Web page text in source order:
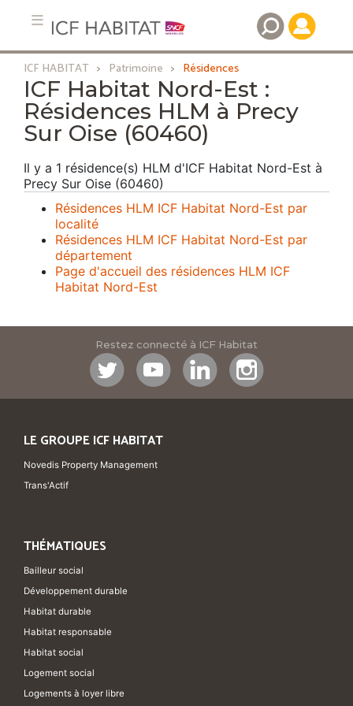
Aller
contenu
principal
ICF HABITAT Patrimoine Résidences
ICF Habitat Nord-Est :
Résidences HLM à Precy
Sur Oise (60460)
Il y a 1 résidence(s) HLM d'ICF Habitat Nord-Est à
Precy Sur Oise (60460)
Résidences HLM ICF Habitat Nord-Est par
localité
Résidences HLM ICF Habitat Nord-Est par
département
Page d'accueil des résidences HLM ICF
Habitat Nord-Est
Restez connecté à ICF Habitat
LE GROUPE ICF HABITAT
Novedis Property Management
Trans'Actif
THÉMATIQUES
Bailleur social
Développement durable
Habitat durable
Habitat responsable
Habitat social
Logement social
Logements à loyer libre